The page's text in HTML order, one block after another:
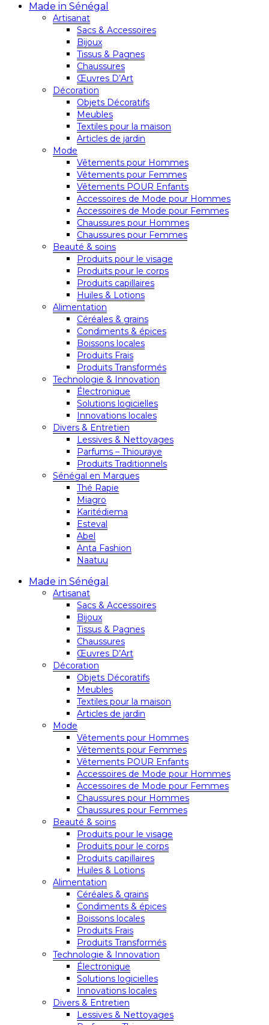
Made in Sénégal
Artisanat
Sacs & Accessoires
Bijoux
Tissus & Pagnes
Chaussures
Œuvres D’Art
Décoration
Objets Décoratifs
Meubles
Textiles pour la maison
Articles de jardin
Mode
Vêtements pour Hommes
Vêtements pour Femmes
Vêtements POUR Enfants
Accessoires de Mode pour Hommes
Accessoires de Mode pour Femmes
Chaussures pour Hommes
Chaussures pour Femmes
Beauté & soins
Produits pour le visage
Produits pour le corps
Produits capillaires
Huiles & Lotions
Alimentation
Céréales & grains
Condiments & épices
Boissons locales
Produits Frais
Produits Transformés
Technologie & Innovation
Électronique
Solutions logicielles
Innovations locales
Divers & Entretien
Lessives & Nettoyages
Parfums – Thiouraye
Produits Traditionnels
Sénégal en Marques
Thé Rapie
Miagro
Karitédiema
Esteval
Abel
Anta Fashion
Naatuu
Made in Sénégal
Artisanat
Sacs & Accessoires
Bijoux
Tissus & Pagnes
Chaussures
Œuvres D’Art
Décoration
Objets Décoratifs
Meubles
Textiles pour la maison
Articles de jardin
Mode
Vêtements pour Hommes
Vêtements pour Femmes
Vêtements POUR Enfants
Accessoires de Mode pour Hommes
Accessoires de Mode pour Femmes
Chaussures pour Hommes
Chaussures pour Femmes
Beauté & soins
Produits pour le visage
Produits pour le corps
Produits capillaires
Huiles & Lotions
Alimentation
Céréales & grains
Condiments & épices
Boissons locales
Produits Frais
Produits Transformés
Technologie & Innovation
Électronique
Solutions logicielles
Innovations locales
Divers & Entretien
Lessives & Nettoyages